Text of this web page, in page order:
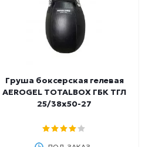
Груша боксерская гелевая
AEROGEL TOTALBOX ГБК ТГЛ
25/38х50-27